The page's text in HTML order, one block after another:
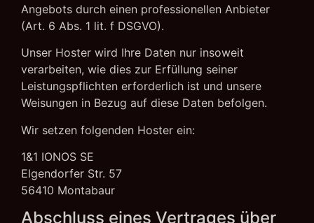
Angebots durch einen professionellen Anbieter
(Art. 6 Abs. 1 lit. f DSGVO).
Unser Hoster wird Ihre Daten nur insoweit
verarbeiten, wie dies zur Erfüllung seiner
Leistungspflichten erforderlich ist und unsere
Weisungen in Bezug auf diese Daten befolgen.
Wir setzen folgenden Hoster ein:
1&1 IONOS SE
Elgendorfer Str. 57
56410 Montabaur
Abschluss eines Vertrages über